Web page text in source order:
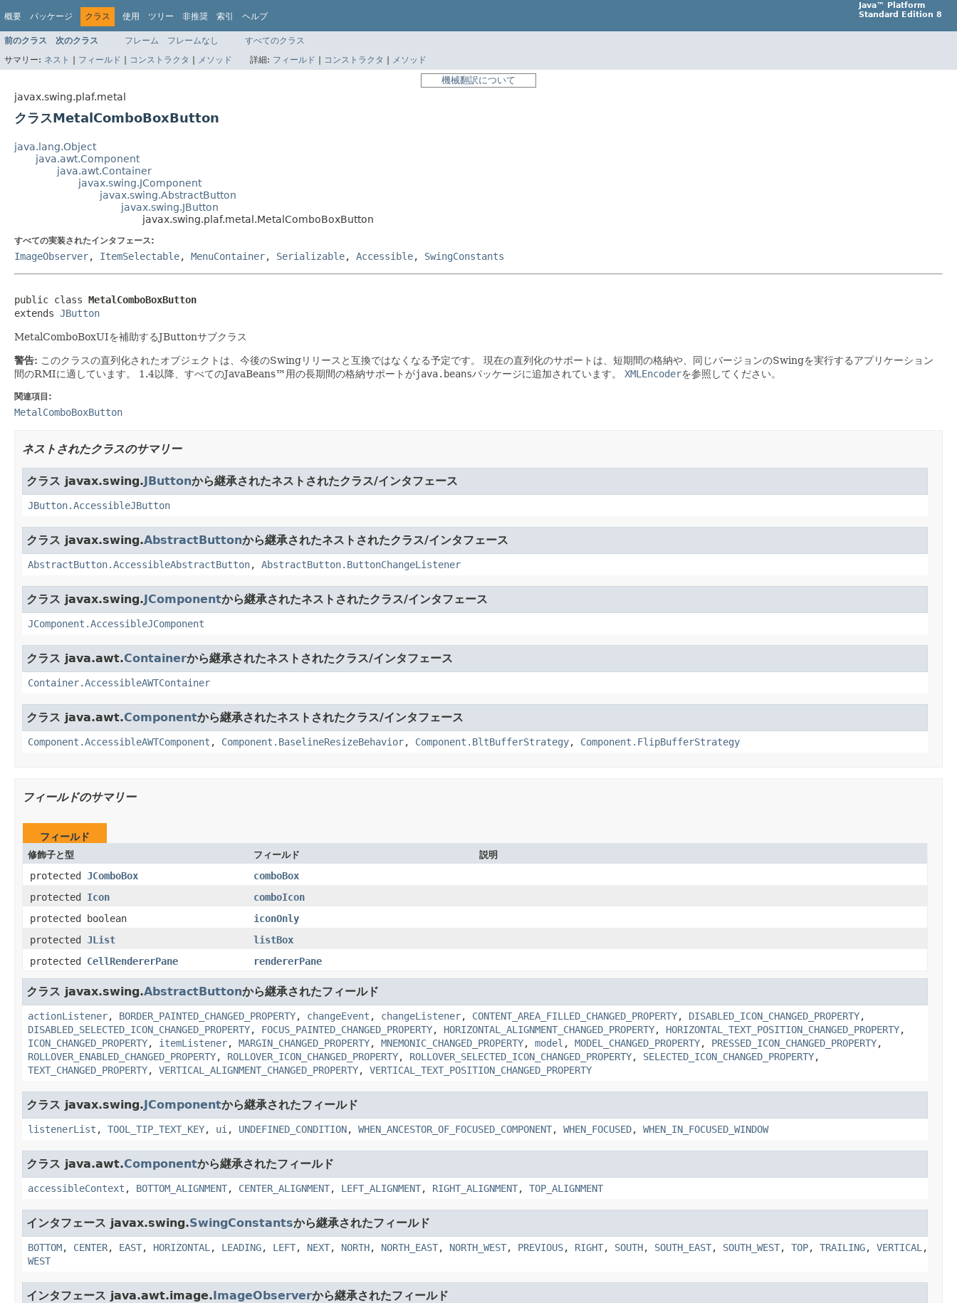
概要 パッケージ クラス 使用 ツリー 非推奨 索引 ヘルプ
Java™ Platform
Standard Edition 8
前のクラス 次のクラス フレーム フレームなし
すべてのクラス
サマリー: ネスト | フィールド | コンストラクタ | メソッド 詳細: フィールド | コンストラクタ | メソッド
機械翻訳について
javax.swing.plaf.metal
クラスMetalComboBoxButton
java.lang.Object
java.awt.Component
java.awt.Container
javax.swing.JComponent
javax.swing.AbstractButton
javax.swing.JButton
javax.swing.plaf.metal.MetalComboBoxButton
すべての実装されたインタフェース:
ImageObserver, ItemSelectable, MenuContainer, Serializable, Accessible, SwingConstants
public class MetalComboBoxButton
extends JButton
MetalComboBoxUIを補助するJButtonサブクラス
警告: このクラスの直列化されたオブジェクトは、今後のSwingリリースと互換ではなくなる予定です。
現在の直列化のサポートは、短期間の格納や、同じバージョンのSwingを実行するアプリケーション
間のRMIに適しています。
1.4以降、すべてのJavaBeans™用の長期間の格納サポートがjava.beansパッケージに追加されています。 XMLEncoderを参照してください。
関連項目:
MetalComboBoxButton
ネストされたクラスのサマリー
クラス javax.swing.JButtonから継承されたネストされたクラス/インタフェース
JButton.AccessibleJButton
クラス javax.swing.AbstractButtonから継承されたネストされたクラス/インタフェース
AbstractButton.AccessibleAbstractButton, AbstractButton.ButtonChangeListener
クラス javax.swing.JComponentから継承されたネストされたクラス/インタフェース
JComponent.AccessibleJComponent
クラス java.awt.Containerから継承されたネストされたクラス/インタフェース
Container.AccessibleAWTContainer
クラス java.awt.Componentから継承されたネストされたクラス/インタフェース
Component.AccessibleAWTComponent , Component.BaselineResizeBehavior, Component.BltBufferStrategy, Component.FlipBufferStrategy
フィールドのサマリー
フィールド
修飾子と型 フィールド 説明
protected JComboBox
comboBox
protected Icon
comboIcon
protected boolean
iconOnly
protected JList
listBox
protected CellRendererPane rendererPane
クラス javax.swing.AbstractButtonから継承されたフィールド
actionListener, BORDER_PAINTED_CHANGED_PROPERTY, changeEvent , changeListener, CONTENT_AREA_FILLED_CHANGED_PROPERTY, DISABLED_ICON_CHANGED_PROPERTY,
DISABLED_SELECTED_ICON_CHANGED_PROPERTY, FOCUS_PAINTED_CHANGED_PROPERTY, HORIZONTAL_ALIGNMENT_CHANGED_PROPERTY, HORIZONTAL_TEXT_POSITION_CHANGED_PROPERTY,
ICON_CHANGED_PROPERTY, itemListener, MARGIN_CHANGED_PROPERTY, MNEMONIC_CHANGED_PROPERTY, model , MODEL_CHANGED_PROPERTY, PRESSED_ICON_CHANGED_PROPERTY,
ROLLOVER_ENABLED_CHANGED_PROPERTY, ROLLOVER_ICON_CHANGED_PROPERTY, ROLLOVER_SELECTED_ICON_CHANGED_PROPERTY, SELECTED_ICON_CHANGED_PROPERTY,
TEXT_CHANGED_PROPERTY, VERTICAL_ALIGNMENT_CHANGED_PROPERTY, VERTICAL_TEXT_POSITION_CHANGED_PROPERTY
クラス javax.swing.JComponentから継承されたフィールド
listenerList , TOOL_TIP_TEXT_KEY, ui , UNDEFINED_CONDITION, WHEN_ANCESTOR_OF_FOCUSED_COMPONENT, WHEN_FOCUSED, WHEN_IN_FOCUSED_WINDOW
クラス java.awt.Componentから継承されたフィールド
accessibleContext , BOTTOM_ALIGNMENT, CENTER_ALIGNMENT, LEFT_ALIGNMENT, RIGHT_ALIGNMENT, TOP_ALIGNMENT
インタフェース javax.swing.SwingConstantsから継承されたフィールド
BOTTOM, CENTER, EAST, HORIZONTAL , LEADING, LEFT, NEXT, NORTH, NORTH_EAST, NORTH_WEST, PREVIOUS, RIGHT, SOUTH, SOUTH_EAST, SOUTH_WEST, TOP, TRAILING, VERTICAL ,
WEST
インタフェース java.awt.image.ImageObserverから継承されたフィールド